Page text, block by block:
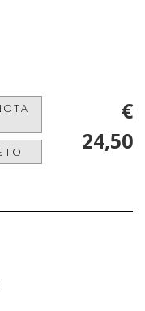
€
24,50